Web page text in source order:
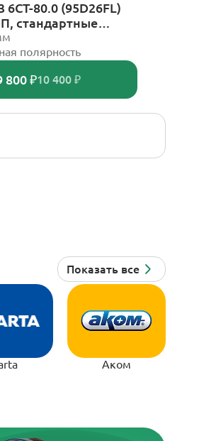
6СТ-80.0 (95D26FL)
стандартные
полярность
800 ₽10 400 ₽
Аком